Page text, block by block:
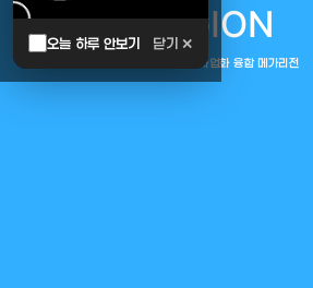
오늘 하루 안보기 닫기 ✕
MEGAREGION
중부권 전체를 잇는 연구–임상–평가–사업화 융합 메가리전